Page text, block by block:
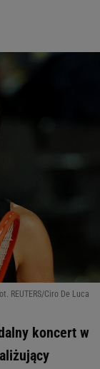
REUTERS/Ciro De Luca
koncert w